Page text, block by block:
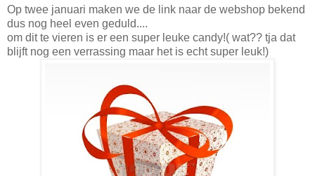
Op twee januari maken we de link naar de webshop bekend
dus nog heel even geduld....
om dit te vieren is er een super leuke candy!( wat?? tja dat
blijft nog een verrassing maar het is echt super leuk!)